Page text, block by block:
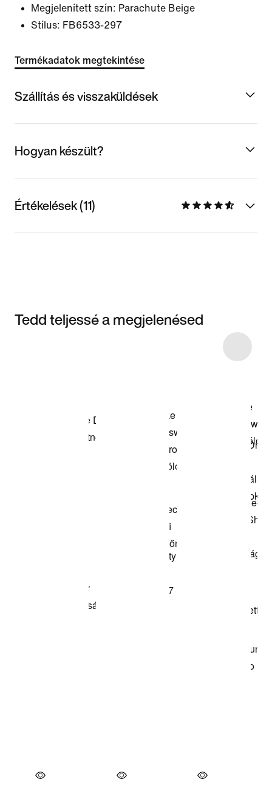
Megjelenített szín: Parachute Beige
Stílus: FB6533-297
Termékadatok megtekintése
Szállítás és visszaküldések
Hogyan készült?
Értékelések (11)
Tedd teljessé a megjelenésed